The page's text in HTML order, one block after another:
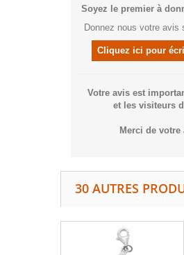
Soyez le premier à
Donnez nous votre avis
Cliquez ici pour
Votre avis est
et les visiteurs
Merci de votre
30 AUTRES